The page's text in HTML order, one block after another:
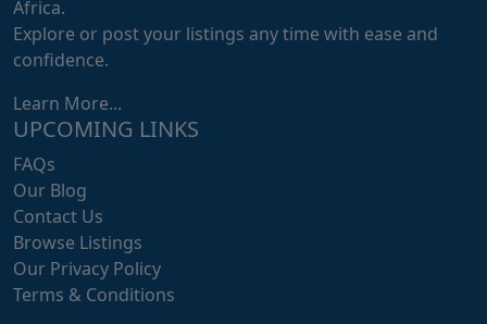
Africa.
Explore or post your listings any time with ease and
confidence.
Learn More...
UPCOMING LINKS
FAQs
Our Blog
Contact Us
Browse Listings
Our Privacy Policy
Terms & Conditions